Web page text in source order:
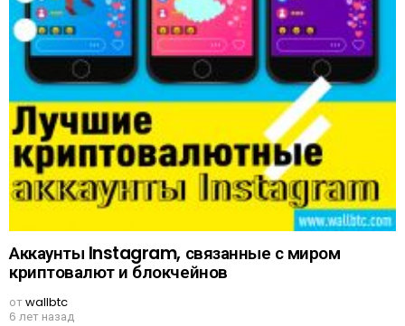
Аккаунты Instagram, связанные с миром
криптовалют и блокчейнов
отwallbtc
6 лет назад